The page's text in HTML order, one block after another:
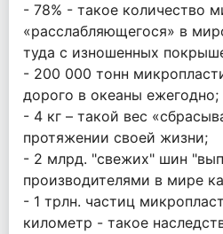
- 78% - такое количество
«расслабляющегося» в
туда с изношенных
- 200 000 тонн
дорого в океаны ежегодно;
- 4 кг – такой вес
протяжении своей жизни;
- 2 млрд. "свежих" шин
производителями в мире
- 1 трлн. частиц
километр - такое